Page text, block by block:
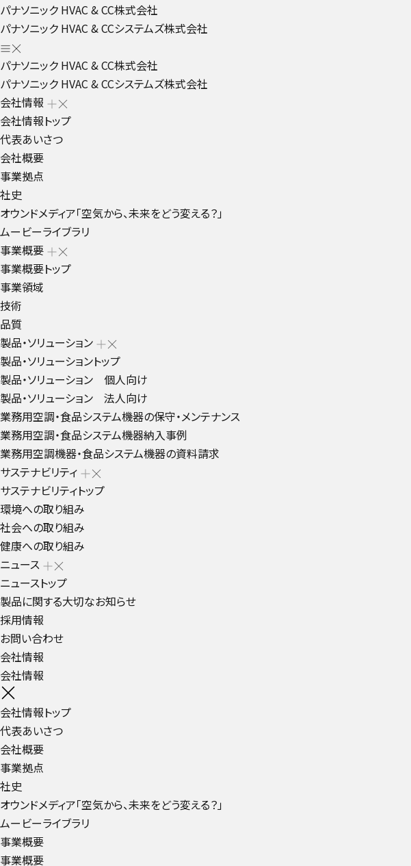
パナソニック HVAC & CC株式会社
パナソニック HVAC & CCシステムズ株式会社
パナソニック HVAC & CC株式会社
パナソニック HVAC & CCシステムズ株式会社
会社情報
会社情報トップ
代表あいさつ
会社概要
事業拠点
社史
オウンドメディア「空気から、未来をどう変える？」
ムービーライブラリ
事業概要
事業概要トップ
事業領域
技術
品質
製品・ソリューション
製品・ソリューショントップ
製品・ソリューション 個人向け
製品・ソリューション 法人向け
業務用空調・食品システム機器の保守・メンテナンス
業務用空調・食品システム機器納入事例
業務用空調機器・食品システム機器の資料請求
サステナビリティ
サステナビリティトップ
環境への取り組み
社会への取り組み
健康への取り組み
ニュース
ニューストップ
製品に関する大切なお知らせ
採用情報
お問い合わせ
会社情報
会社情報
会社情報トップ
代表あいさつ
会社概要
事業拠点
社史
オウンドメディア「空気から、未来をどう変える？」
ムービーライブラリ
事業概要
事業概要